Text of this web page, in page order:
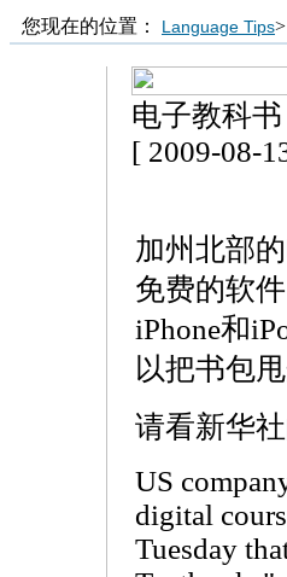
您现在的位置： Language Tips>
电子教科
[ 2009-08-
加州北部
免费的软
iPhone和
以把书包
请看新华社
US
digital
Tuesday